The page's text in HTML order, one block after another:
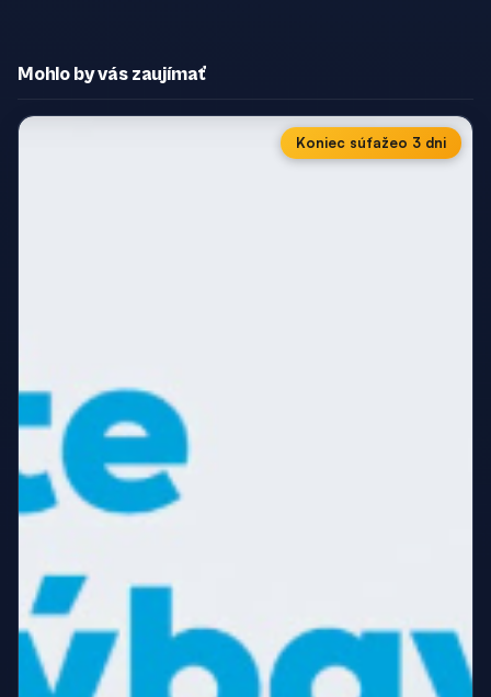
Mohlo by vás zaujímať
Koniec súťažeo 3 dni